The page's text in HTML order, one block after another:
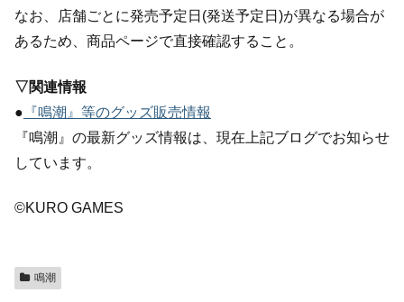
なお、店舗ごとに発売予定日(発送予定日)が異なる場合が
あるため、商品ページで直接確認すること。
▽関連情報
● 『鳴潮』等のグッズ販売情報
『鳴潮』の最新グッズ情報は、現在上記ブログでお知らせ
しています。
©KURO GAMES
鳴潮